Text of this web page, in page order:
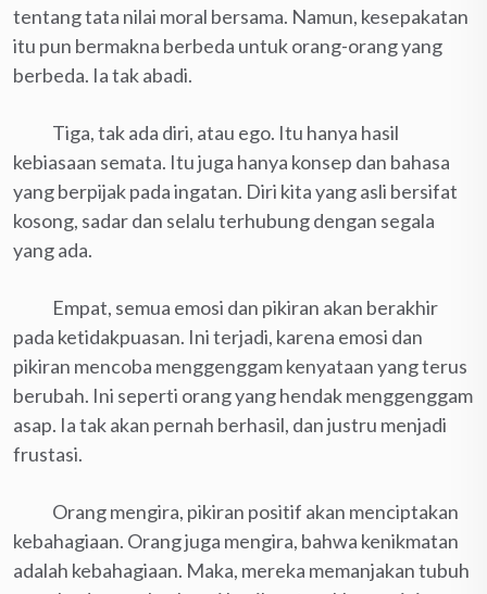
tentang tata nilai moral bersama. Namun, kesepakatan
itu pun bermakna berbeda untuk orang-orang yang
berbeda. Ia tak abadi.
Tiga, tak ada diri, atau ego. Itu hanya hasil
kebiasaan semata. Itu juga hanya konsep dan bahasa
yang berpijak pada ingatan. Diri kita yang asli bersifat
kosong, sadar dan selalu terhubung dengan segala
yang ada.
Empat, semua emosi dan pikiran akan berakhir
pada ketidakpuasan. Ini terjadi, karena emosi dan
pikiran mencoba menggenggam kenyataan yang terus
berubah. Ini seperti orang yang hendak menggenggam
asap. Ia tak akan pernah berhasil, dan justru menjadi
frustasi.
Orang mengira, pikiran positif akan menciptakan
kebahagiaan. Orang juga mengira, bahwa kenikmatan
adalah kebahagiaan. Maka, mereka memanjakan tubuh